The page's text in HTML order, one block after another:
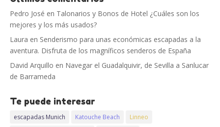
Pedro José en Talonarios y Bonos de Hotel ¿Cuáles son los
mejores y los más usados?
Laura en Senderismo para unas económicas escapadas a la
aventura. Disfruta de los magníficos senderos de España
David Arquillo en Navegar el Guadalquivir, de Sevilla a Sanlucar
de Barrameda
Te puede interesar
escapadas Munich Katouche Beach
Linneo